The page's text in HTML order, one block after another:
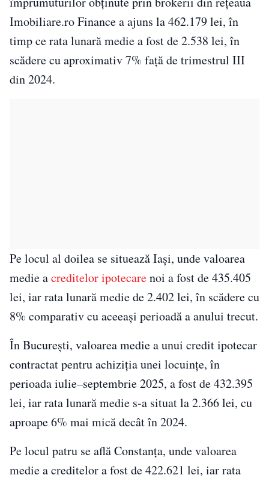
Imobiliare.ro Finance a ajuns la 462.179 lei, în
timp ce rata lunară medie a fost de 2.538 lei, în
scădere cu aproximativ 7% față de trimestrul III
din 2024.
Pe locul al doilea se situează Iași, unde valoarea
medie acreditelor ipotecarenoi a fost de 435.405
lei, iar rata lunară medie de 2.402 lei, în scădere cu
8% comparativ cu aceeași perioadă a anului trecut.
În București, valoarea medie a unui credit ipotecar
contractat pentru achiziția unei locuințe, în
perioada iulie–septembrie 2025, a fost de 432.395
lei, iar rata lunară medie s-a situat la 2.366 lei, cu
aproape 6% mai mică decât în 2024.
Pe locul patru se află Constanța, unde valoarea
medie a creditelor a fost de 422.621 lei, iar rata